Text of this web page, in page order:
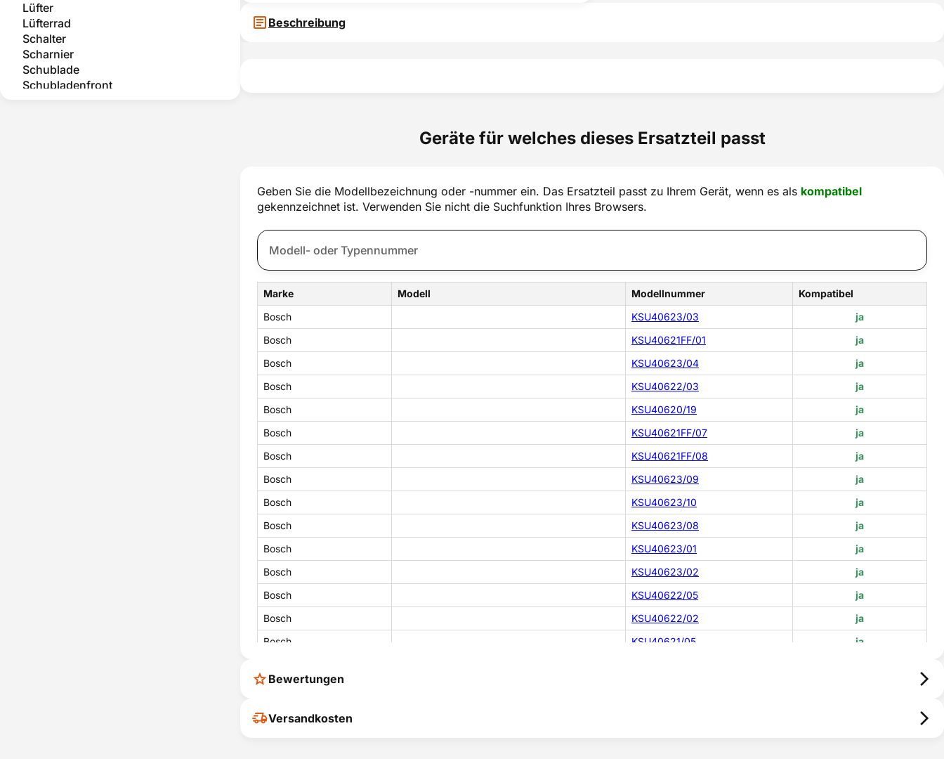
Lüfter
Lüfterrad
Schalter
Scharnier
Schublade
Schubladenfront
Beschreibung
Geräte für welches dieses Ersatzteil passt
Geben Sie die Modellbezeichnung oder -nummer ein. Das Ersatzteil passt zu Ihrem Gerät, wenn es als kompatibel
gekennzeichnet ist. Verwenden Sie nicht die Suchfunktion Ihres Browsers.
Marke Modell Modellnummer
Kompatibel
Bosch
KSU40623/03
ja
Bosch
KSU40621FF/01
ja
Bosch
KSU40623/04
ja
Bosch
KSU40622/03
ja
Bosch
KSU40620/19
ja
Bosch
KSU40621FF/07
ja
Bosch
KSU40621FF/08
ja
Bosch
KSU40623/09
ja
Bosch
KSU40623/10
ja
Bosch
KSU40623/08
ja
Bosch
KSU40623/01
ja
Bosch
KSU40623/02
ja
Bosch
KSU40622/05
ja
Bosch
KSU40622/02
ja
Bosch
KSU40621/05
ja
Bosch
Bosch
Bewertungen
Ihr Feedback hilft uns, uns ständig zu
Versandkosten